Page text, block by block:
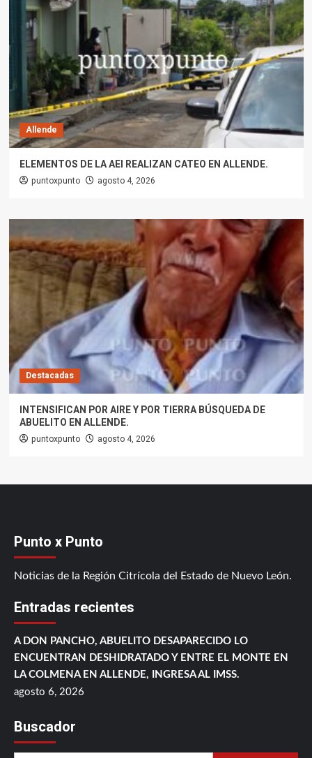
Allende
ELEMENTOS DE LA AEI REALIZAN CATEO EN ALLENDE.
puntoxpunto agosto 4, 2026
Destacadas
INTENSIFICAN POR AIRE Y POR TIERRA BÚSQUEDA DE
ABUELITO EN ALLENDE.
puntoxpunto agosto 4, 2026
Punto x Punto
Noticias de la Región Citrícola del Estado de Nuevo León.
Entradas recientes
A DON PANCHO, ABUELITO DESAPARECIDO LO
ENCUENTRAN DESHIDRATADO Y ENTRE EL MONTE EN
LA COLMENA EN ALLENDE, INGRESA AL IMSS.
agosto 6, 2026
Buscador